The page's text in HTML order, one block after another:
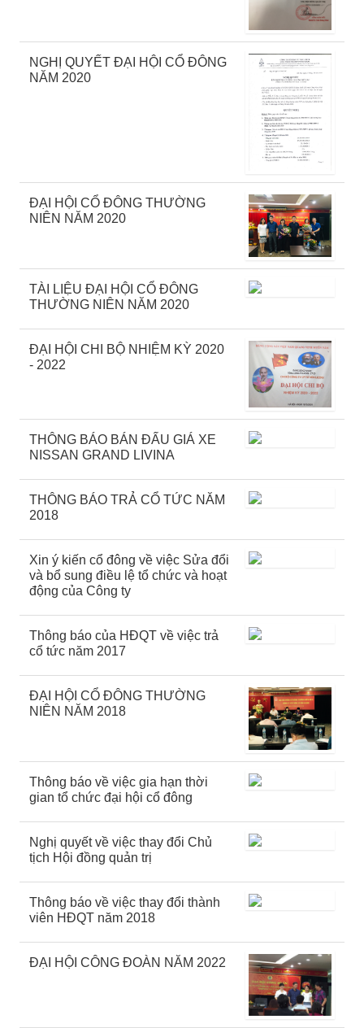
NGHỊ QUYẾT ĐẠI HỘI CỔ ĐÔNG
NĂM 2020
ĐẠI HỘI CỔ ĐÔNG THƯỜNG
NIÊN NĂM 2020
TÀI LIỆU ĐẠI HỘI CỔ ĐÔNG
THƯỜNG NIÊN NĂM 2020
ĐẠI HỘI CHI BỘ NHIỆM KỲ 2020
- 2022
THÔNG BÁO BÁN ĐẤU GIÁ XE
NISSAN GRAND LIVINA
THÔNG BÁO TRẢ CỔ TỨC NĂM
2018
Xin ý kiến cổ đông về việc Sửa đổi
và bổ sung điều lệ tổ chức và hoạt
động của Công ty
Thông báo của HĐQT về việc trả
cổ tức năm 2017
ĐẠI HỘI CỔ ĐÔNG THƯỜNG
NIÊN NĂM 2018
Thông báo về việc gia hạn thời
gian tổ chức đại hội cổ đông
Nghị quyết về việc thay đổi Chủ
tịch Hội đồng quản trị
Thông báo về việc thay đổi thành
viên HĐQT năm 2018
ĐẠI HỘI CÔNG ĐOÀN NĂM 2022